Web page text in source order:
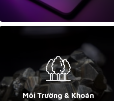
Môi Trường & Khoán